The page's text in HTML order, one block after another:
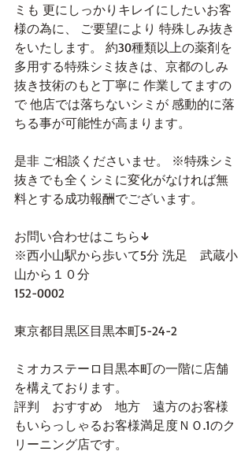
ミも 更にしっかりキレイにしたいお客
様の為に、 ご要望により 特殊しみ抜き
をいたします。 約30種類以上の薬剤を
多用する特殊シミ抜きは、京都のしみ
抜き技術のもと丁寧に 作業してますの
で 他店では落ちないシミが 感動的に落
ちる事が可能性が高まります。
是非 ご相談くださいませ。 ※特殊シミ
抜きでも全くシミに変化がなければ無
料とする成功報酬でございます。
お問い合わせはこちら↓
※西小山駅から歩いて5分 洗足　武蔵小
山から１０分
152-0002
東京都目黒区目黒本町5-24-2
ミオカステーロ目黒本町の一階に店舗
を構えております。
評判　おすすめ　地方　遠方のお客様
もいらっしゃるお客様満足度ＮＯ.1のク
リーニング店です。